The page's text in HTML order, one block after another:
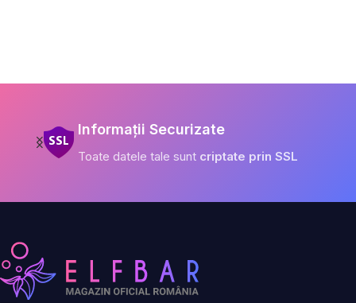
Informații Securizate
Toate datele tale sunt criptate prin SSL